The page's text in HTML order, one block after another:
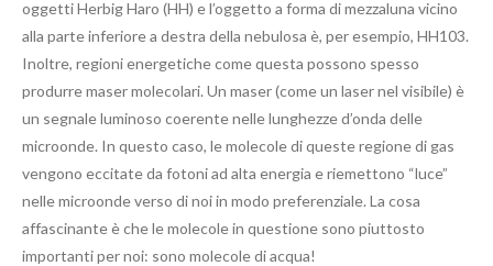
oggetti Herbig Haro (HH) e l’oggetto a forma di mezzaluna vicino
alla parte inferiore a destra della nebulosa è, per esempio, HH103.
Inoltre, regioni energetiche come questa possono spesso
produrre maser molecolari. Un maser (come un laser nel visibile) è
un segnale luminoso coerente nelle lunghezze d’onda delle
microonde. In questo caso, le molecole di queste regione di gas
vengono eccitate da fotoni ad alta energia e riemettono “luce”
nelle microonde verso di noi in modo preferenziale. La cosa
affascinante è che le molecole in questione sono piuttosto
importanti per noi: sono molecole di acqua!